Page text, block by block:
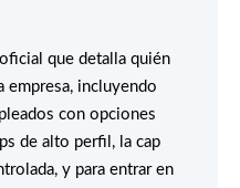
que detalla quién
empresa, incluyendo
con opciones
de alto perfil, la cap
y para entrar en